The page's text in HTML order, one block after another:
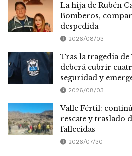
La hija de Rubén
Bomberos,
despedida
2026/08/03
Tras la tragedia
deberá cubrir
seguridad y
2026/08/03
Valle Fértil:
rescate y traslado
fallecidas
2026/07/30